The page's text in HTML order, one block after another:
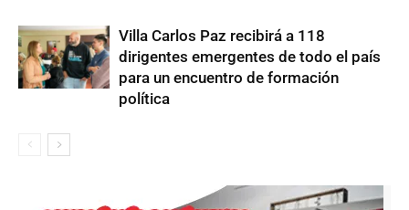
Villa Carlos Paz recibirá a 118
dirigentes emergentes de todo el país
para un encuentro de formación
política